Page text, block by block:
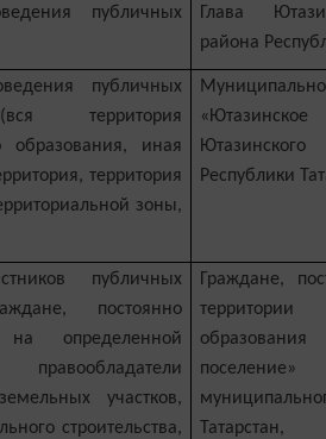
публичных
Глава
района
публичных
территория
образования, иная
территория
зоны,
Республики
публичных
постоянно
определенной
участков,
строительства,
Граждане,